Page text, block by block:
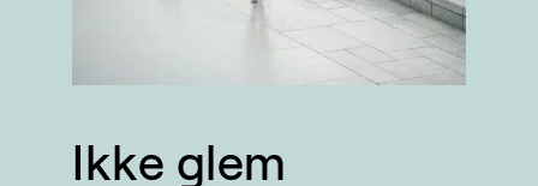
Ikke glem